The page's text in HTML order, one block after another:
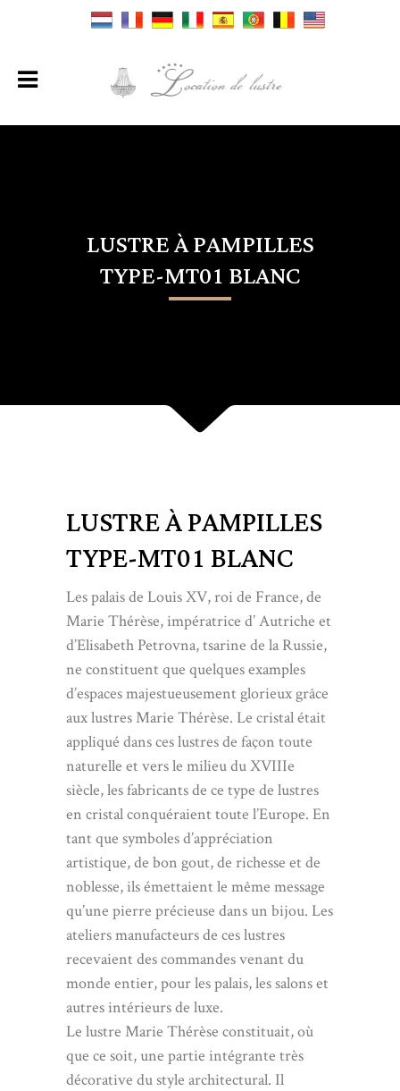
LUSTRE À PAMPILLES
TYPE-MT01 BLANC
LUSTRE À PAMPILLES
TYPE-MT01 BLANC
Les palais de Louis XV, roi de France, de
Marie Thérèse, impératrice d’ Autriche et
d’Elisabeth Petrovna, tsarine de la Russie,
ne constituent que quelques examples
d’espaces majestueusement glorieux grâce
aux lustres Marie Thérèse. Le cristal était
appliqué dans ces lustres de façon toute
naturelle et vers le milieu du XVIIIe
siècle, les fabricants de ce type de lustres
en cristal conquéraient toute l’Europe. En
tant que symboles d’appréciation
artistique, de bon gout, de richesse et de
noblesse, ils émettaient le même message
qu’une pierre précieuse dans un bijou. Les
ateliers manufacteurs de ces lustres
recevaient des commandes venant du
monde entier, pour les palais, les salons et
autres intérieurs de luxe.
Le lustre Marie Thérèse constituait, où
que ce soit, une partie intégrante très
décorative du style architectural. Il